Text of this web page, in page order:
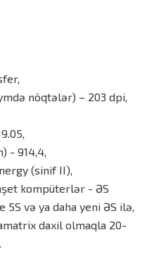
nöqtələr) – 203 dpi,
- 914,4,
(sinif II),
kompüterlər - ƏS
5S və ya daha yeni ƏS ilə,
daxil olmaqla 20-